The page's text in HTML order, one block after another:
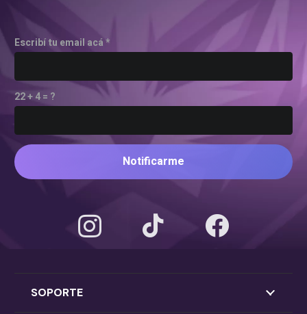
Escribí tu email acá *
22 + 4 = ?
Notificarme
SOPORTE